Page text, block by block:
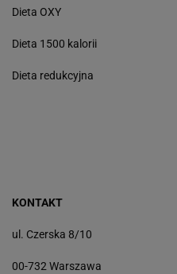
Dieta OXY
Dieta 1500 kalorii
Dieta redukcyjna
KONTAKT
ul. Czerska 8/10
00-732 Warszawa